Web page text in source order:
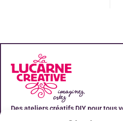
Des ateliers créatifs DIY pour tous